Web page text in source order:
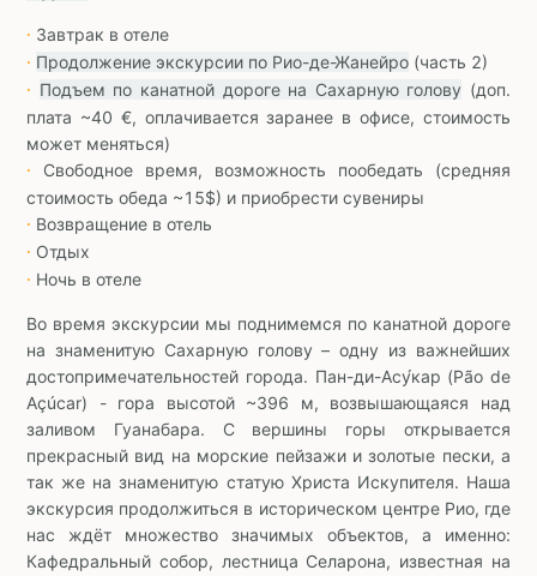
∙ Завтрак в отеле
∙ Продолжение экскурсии по Рио-де-Жанейро (часть 2)
∙ Подъем по канатной дороге на Сахарную голову (доп.
плата ~40 €, оплачивается заранее в офисе, стоимость
может меняться)
∙
Свободное время, возможность пообедать (средняя
стоимость обеда ~15$) и приобрести сувениры
∙ Возвращение в отель
∙ Отдых
∙ Ночь в отеле
Во время экскурсии мы поднимемся по канатной дороге
на знаменитую Сахарную голову – одну из важнейших
достопримечательностей города. Пан-ди-Асу́кар (Pão de
Açúcar) - гора высотой ~396 м, возвышающаяся над
заливом Гуанабара. С вершины горы открывается
прекрасный вид на морские пейзажи и золотые пески, а
так же на знаменитую статую Христа Искупителя. Наша
экскурсия продолжиться в историческом центре Рио, где
нас ждёт множество значимых объектов, а именно:
Кафедральный собор, лестница Селарона, известная на